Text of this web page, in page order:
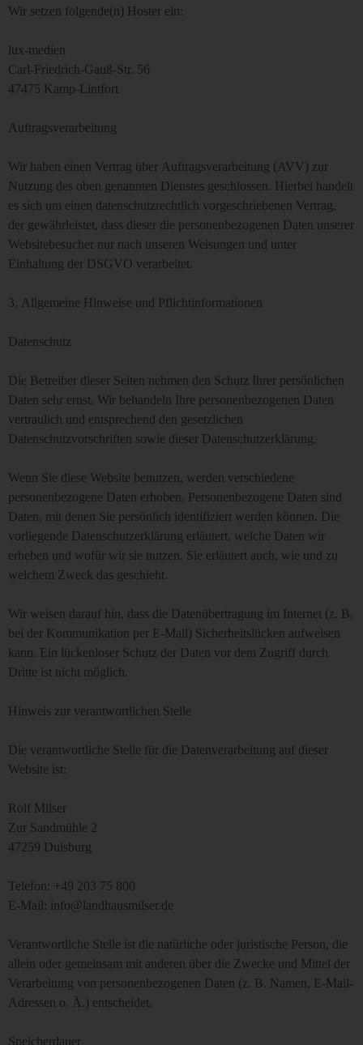
Wir setzen folgende(n) Hoster ein:
lux-medien
Carl-Friedrich-Gauß-Str. 56
47475 Kamp-Lintfort
Auftragsverarbeitung
Wir haben einen Vertrag über Auftragsverarbeitung (AVV) zur
Nutzung des oben genannten Dienstes geschlossen. Hierbei handelt
es sich um einen datenschutzrechtlich vorgeschriebenen Vertrag,
der gewährleistet, dass dieser die personenbezogenen Daten unserer
Websitebesucher nur nach unseren Weisungen und unter
Einhaltung der DSGVO verarbeitet.
3. Allgemeine Hinweise und Pflicht­informationen
Datenschutz
Die Betreiber dieser Seiten nehmen den Schutz Ihrer persönlichen
Daten sehr ernst. Wir behandeln Ihre personenbezogenen Daten
vertraulich und entsprechend den gesetzlichen
Datenschutzvorschriften sowie dieser Datenschutzerklärung.
Wenn Sie diese Website benutzen, werden verschiedene
personenbezogene Daten erhoben. Personenbezogene Daten sind
Daten, mit denen Sie persönlich identifiziert werden können. Die
vorliegende Datenschutzerklärung erläutert, welche Daten wir
erheben und wofür wir sie nutzen. Sie erläutert auch, wie und zu
welchem Zweck das geschieht.
Wir weisen darauf hin, dass die Datenübertragung im Internet (z. B.
bei der Kommunikation per E-Mail) Sicherheitslücken aufweisen
kann. Ein lückenloser Schutz der Daten vor dem Zugriff durch
Dritte ist nicht möglich.
Hinweis zur verantwortlichen Stelle
Die verantwortliche Stelle für die Datenverarbeitung auf dieser
Website ist:
Rolf Milser
Zur Sandmühle 2
47259 Duisburg
Telefon: +49 203 75 800
E-Mail: info@landhausmilser.de
Verantwortliche Stelle ist die natürliche oder juristische Person, die
allein oder gemeinsam mit anderen über die Zwecke und Mittel der
Verarbeitung von personenbezogenen Daten (z. B. Namen, E-Mail-
Adressen o. Ä.) entscheidet.
Speicherdauer